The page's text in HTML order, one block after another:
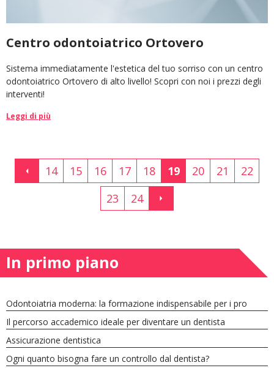
Centro odontoiatrico Ortovero
Sistema immediatamente l'estetica del tuo sorriso con un centro
odontoiatrico Ortovero di alto livello! Scopri con noi i prezzi degli
interventi!
Leggi di più
14 15 16 17 18 19 20 21
22
23
24
In primo piano
Odontoiatria moderna: la formazione indispensabile per i pro
Il percorso accademico ideale per diventare un dentista
Assicurazione dentistica
Ogni quanto bisogna fare un controllo dal dentista?